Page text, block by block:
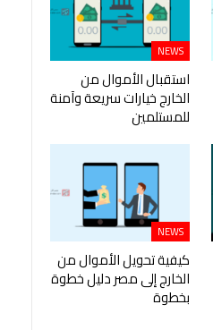
NEWS
استقبال الأموال من
الخارج خيارات سريعة وآمنة
للمستلمين
NEWS
كيفية تحويل الأموال من
الخارج إلى مصر دليل خطوة
بخطوة